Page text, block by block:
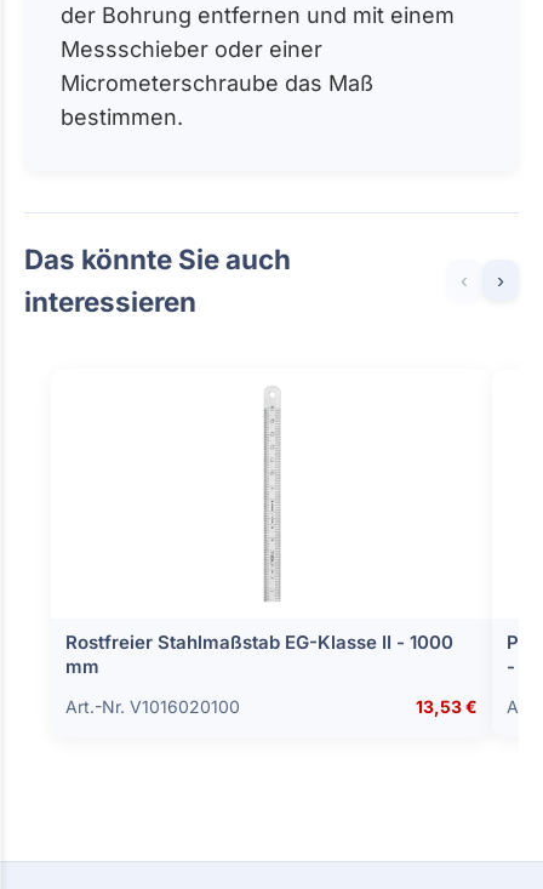
der Bohrung entfernen und mit einem
Messschieber oder einer
Micrometerschraube das Maß
bestimmen.
Das könnte Sie auch
interessieren
‹ ›
Rostfreier Stahlmaßstab EG-Klasse II - 1000
mm
Art.-Nr. V1016020100 13,53 €
-